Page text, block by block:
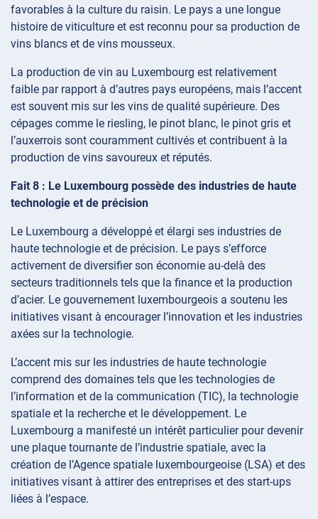
favorables à la culture du raisin. Le pays a une longue
histoire de viticulture et est reconnu pour sa production de
vins blancs et de vins mousseux.
La production de vin au Luxembourg est relativement
faible par rapport à d’autres pays européens, mais l’accent
est souvent mis sur les vins de qualité supérieure. Des
cépages comme le riesling, le pinot blanc, le pinot gris et
l’auxerrois sont couramment cultivés et contribuent à la
production de vins savoureux et réputés.
Fait 8 : Le Luxembourg possède des industries de haute
technologie et de précision
Le Luxembourg a développé et élargi ses industries de
haute technologie et de précision. Le pays s’efforce
activement de diversifier son économie au-delà des
secteurs traditionnels tels que la finance et la production
d’acier. Le gouvernement luxembourgeois a soutenu les
initiatives visant à encourager l’innovation et les industries
axées sur la technologie.
L’accent mis sur les industries de haute technologie
comprend des domaines tels que les technologies de
l’information et de la communication (TIC), la technologie
spatiale et la recherche et le développement. Le
Luxembourg a manifesté un intérêt particulier pour devenir
une plaque tournante de l’industrie spatiale, avec la
création de l’Agence spatiale luxembourgeoise (LSA) et des
initiatives visant à attirer des entreprises et des start-ups
liées à l’espace.